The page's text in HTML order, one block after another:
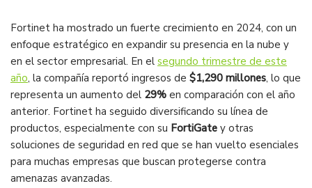
Fortinet ha mostrado un fuerte crecimiento en 2024, con un
enfoque estratégico en expandir su presencia en la nube y
en el sector empresarial. En el segundo trimestre de este
año, la compañía reportó ingresos de $1,290 millones, lo que
representa un aumento del 29% en comparación con el año
anterior. Fortinet ha seguido diversificando su línea de
productos, especialmente con su FortiGate y otras
soluciones de seguridad en red que se han vuelto esenciales
para muchas empresas que buscan protegerse contra
amenazas avanzadas​.